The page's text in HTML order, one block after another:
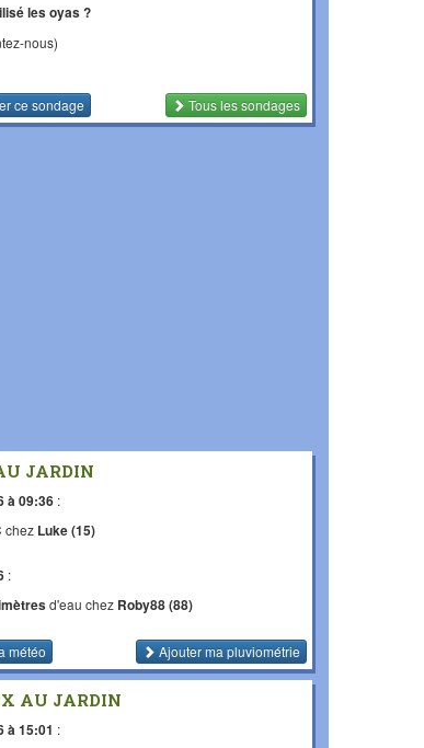
les oyas ?
nous)
ce sondage Tous les sondages
JARDIN
à 09:36 :
chez Luke (15)
:
d'eau chez Roby88 (88)
météo Ajouter ma pluviométrie
AU JARDIN
à 15:01 :